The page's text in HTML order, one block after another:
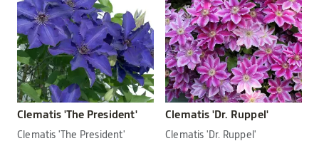
Clematis 'The President'
Clematis 'The President'
Clematis 'Dr. Ruppel'
Clematis 'Dr. Ruppel'